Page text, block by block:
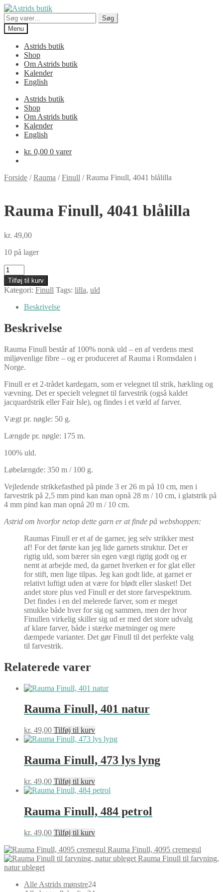
Spring
til
navigation
Spring
til
indhold
Søg
efter:
Søg
Menu
Astrids butik
Shop
Om Astrids butik
Kalender
English
Astrids butik
Shop
Om Astrids butik
Kalender
English
kr. 0,00 0 varer
Forside /Rauma /Finull /Rauma Finull, 4041 blålilla
Rauma Finull, 4041 blålilla
kr. 49,00
10 på lager
Rauma
Finull,
4041
blålilla
antal
Tilføj til kurv
Kategori: Finull Tags: lilla, uld
Beskrivelse
Beskrivelse
Rauma Finull består af 100% norsk uld – en af verdens mest
miljøvenlige fibre – og er produceret af Rauma i Romsdalen i
Norge.
Finull er et 2-trådet kardegarn, som er velegnet til strik, hækling og
vævning. Det er specielt velegnet til farvestrik (også kaldet
jacquardstrik eller Fair Isle), og findes i et væld af farver.
Vægt pr. nøgle: 50 g.
Længde pr. nøgle: 175 m.
100% uld.
Løbelængde: 350 m / 100 g.
Vejledende strikkefasthed på pinde 3 er 26 m på 10 cm, men i
farvestrik på 2,5 mm pind kan man opnå 28 m / 10 cm, i glatstrik på
4 mm pind kan man opnå 20 m / 10 cm.
Astrid om hvorfor netop dette garn er at finde på webshoppen:
Raumas Finull er et af de garner, jeg selv strikker mest
af! For det første kan jeg lide garnets struktur. Det er
rigtig uld, som bærer sin egen vægt rigtig godt og er
nemt at arbejde med, da garnet hverken er for glat eller
for stift, men lige tilpas. Jeg kan godt lide, at garnet er
relativt luftigt uden at være for blødt eller slasket! Det
andet store plus ved Finull er det store farvespektrum.
Det findes i en del melerede farver, som er meget
smukke både hver for sig og sammen, men der hvor
Finullen virkelig skiller sig ud er med det store udvalg
af klare farver, både i stærke mætninger og mere
dæmpede varianter. Det gør Finull til det perfekte valg
til farvestrik.
Relaterede varer
Rauma Finull, 401 natur
kr. 49,00 Tilføj til kurv
Rauma Finull, 473 lys lyng
kr. 49,00 Tilføj til kurv
Rauma Finull, 484 petrol
kr. 49,00 Tilføj til kurv
Rauma Finull, 4095 cremegul
Rauma Finull til farvning,
natur ubleget
Alle Astrids mønstre2424